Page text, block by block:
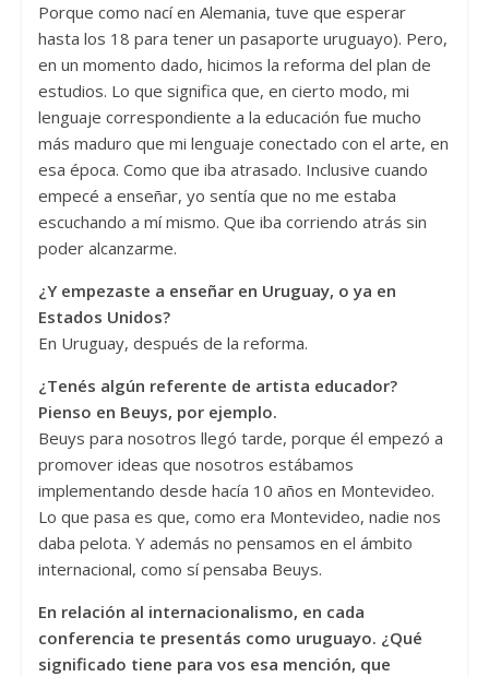
Porque como nací en Alemania, tuve que esperar
hasta los 18 para tener un pasaporte uruguayo). Pero,
en un momento dado, hicimos la reforma del plan de
estudios. Lo que significa que, en cierto modo, mi
lenguaje correspondiente a la educación fue mucho
más maduro que mi lenguaje conectado con el arte, en
esa época. Como que iba atrasado. Inclusive cuando
empecé a enseñar, yo sentía que no me estaba
escuchando a mí mismo. Que iba corriendo atrás sin
poder alcanzarme.
¿Y empezaste a enseñar en Uruguay, o ya en
Estados Unidos?
En Uruguay, después de la reforma.
¿Tenés algún referente de artista educador?
Pienso en Beuys, por ejemplo.
Beuys para nosotros llegó tarde, porque él empezó a
promover ideas que nosotros estábamos
implementando desde hacía 10 años en Montevideo.
Lo que pasa es que, como era Montevideo, nadie nos
daba pelota. Y además no pensamos en el ámbito
internacional, como sí pensaba Beuys.
En relación al internacionalismo, en cada
conferencia te presentás como uruguayo. ¿Qué
significado tiene para vos esa mención, que